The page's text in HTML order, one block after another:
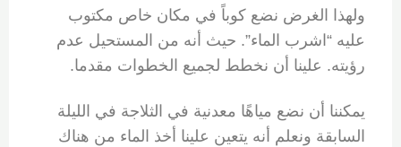
ولهذا الغرض نضع كوباً في مكان خاص مكتوب
عليه “اشرب الماء”. حيث أنه من المستحيل عدم
رؤيته. علينا أن نخطط لجميع الخطوات مقدما.
يمكننا أن نضع مياهًا معدنية في الثلاجة في الليلة
السابقة ونعلم أنه يتعين علينا أخذ الماء من هناك